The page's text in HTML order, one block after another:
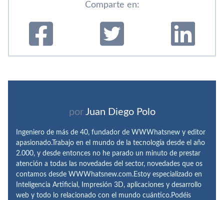
Comparte en:
por Juan Diego Polo
Ingeniero de más de 40, fundador de WWWhatsnew y editor
apasionado.Trabajo en el mundo de la tecnología desde el año
2.000, y desde entonces no he parado un minuto de prestar
atención a todas las novedades del sector, novedades que os
contamos desde WWWhatsnew.com.Estoy especializado en
Inteligencia Artificial, Impresión 3D, aplicaciones y desarrollo
web y todo lo relacionado con el mundo cuántico.Podéis